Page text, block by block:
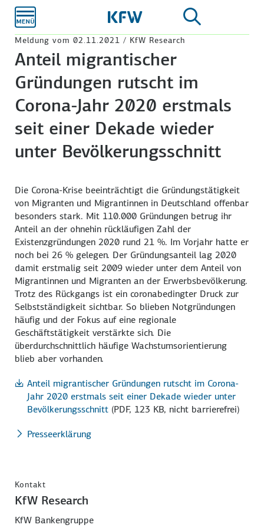
Hauptinhalt
Meldung vom 02.11.2021 / KfW Research
Anteil migrantischer
Gründungen rutscht im
Corona-Jahr 2020 erstmals
seit einer Dekade wieder
unter Bevölkerungsschnitt
Die Corona-Krise beeinträchtigt die Gründungstätigkeit
von Migranten und Migrantinnen in Deutschland offenbar
besonders stark. Mit 110.000 Gründungen betrug ihr
Anteil an der ohnehin rückläufigen Zahl der
Existenzgründungen 2020 rund21 %. Im Vorjahr hatte er
noch bei26 % gelegen. Der Gründungsanteil lag 2020
damit erstmalig seit 2009 wieder unter dem Anteil von
Migrantinnen und Migranten an der Erwerbsbevölkerung.
Trotz des Rückgangs ist ein coronabedingter Druck zur
Selbstständigkeit sichtbar. So blieben Notgründungen
häufig und der Fokus auf eine regionale
Geschäftstätigkeit verstärkte sich. Die
überdurchschnittlich häufige Wachstumsorientierung
blieb aber vorhanden.
Anteil migrantischer Gründungen rutscht im Corona-
Jahr 2020 erstmals seit einer Dekade wieder unter
Bevölkerungsschnitt (PDF, 123 KB, nicht barrierefrei)
Presseerklärung
Kontakt
KfW Research
KfW Bankengruppe